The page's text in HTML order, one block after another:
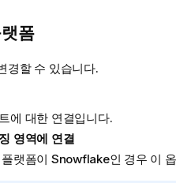
폼
경할 수 있습니다.
에 대한 연결입니다.
영역에 연결
랫폼이 Snowflake인 경우 이